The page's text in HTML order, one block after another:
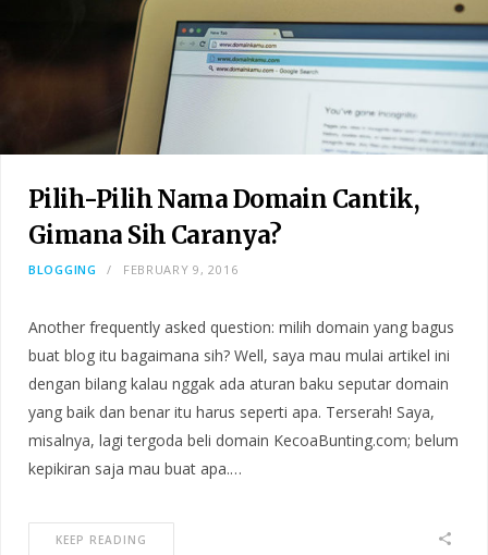
Pilih-Pilih Nama Domain Cantik,
Gimana Sih Caranya?
BLOGGING FEBRUARY 9, 2016
Another frequently asked question: milih domain yang bagus
buat blog itu bagaimana sih? Well, saya mau mulai artikel ini
dengan bilang kalau nggak ada aturan baku seputar domain
yang baik dan benar itu harus seperti apa. Terserah! Saya,
misalnya, lagi tergoda beli domain KecoaBunting.com; belum
kepikiran saja mau buat apa.…
KEEP READING